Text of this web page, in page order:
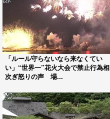
「ルール守らないなら来なくてい
い」“世界一”花火大会で禁止行為相
次ぎ怒りの声 場...